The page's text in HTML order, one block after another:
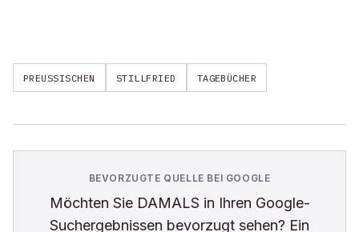
PREUSSISCHEN STILLFRIED TAGEBÜCHER
BEVORZUGTE QUELLE BEI GOOGLE
Möchten Sie DAMALS in Ihren Google-
Suchergebnissen bevorzugt sehen? Ein